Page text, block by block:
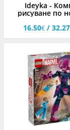
Ideyka -
рисуване по
акрилни бои
на
16.50€ / 32.27